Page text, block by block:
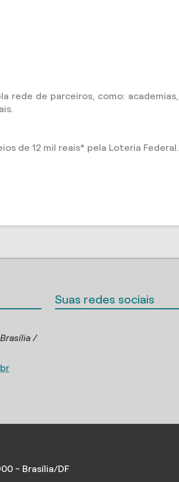
de parceiros, como: academias,
de 12 mil reais* pela Loteria Federal.
/
Suas redes sociais
- Brasília/DF